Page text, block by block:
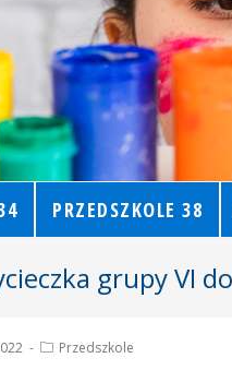
PRZEDSZKOLE 38
grupy VI
Przedszkole